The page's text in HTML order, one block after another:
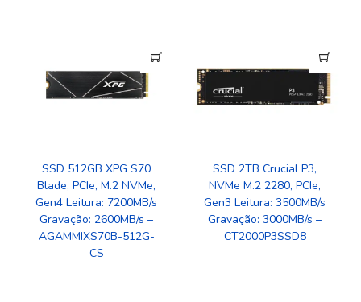
SSD 512GB XPG S70
Blade, PCIe, M.2 NVMe,
Gen4 Leitura: 7200MB/s
Gravação: 2600MB/s –
AGAMMIXS70B-512G-
CS
SSD 2TB Crucial P3,
NVMe M.2 2280, PCIe,
Gen3 Leitura: 3500MB/s
Gravação: 3000MB/s –
‎CT2000P3SSD8